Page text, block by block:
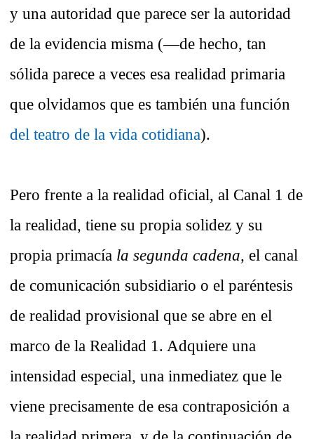
y una autoridad que parece ser la autoridad
de la evidencia misma (—de hecho, tan
sólida parece a veces esa realidad primaria
que olvidamos que es también una función
del teatro de la vida cotidiana).
Pero frente a la realidad oficial, al Canal 1 de
la realidad, tiene su propia solidez y su
propia primacía la segunda cadena, el canal
de comunicación subsidiario o el paréntesis
de realidad provisional que se abre en el
marco de la Realidad 1. Adquiere una
intensidad especial, una inmediatez que le
viene precisamente de esa contraposición a